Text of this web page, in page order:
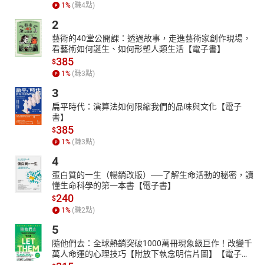
1% (賺4點)
2
藝術的40堂公開課：透過故事，走進藝術家創作現場，
看藝術如何誕生、如何形塑人類生活【電子書】
$385
1% (賺3點)
3
扁平時代：演算法如何限縮我們的品味與文化【電子
書】
$385
1% (賺3點)
4
蛋白質的一生（暢銷改版）──了解生命活動的秘密，讀
懂生命科學的第一本書【電子書】
$240
1% (賺2點)
5
隨他們去：全球熱銷突破1000萬冊現象級巨作！改變千
萬人命運的心理技巧【附放下執念明信片圖】【電子